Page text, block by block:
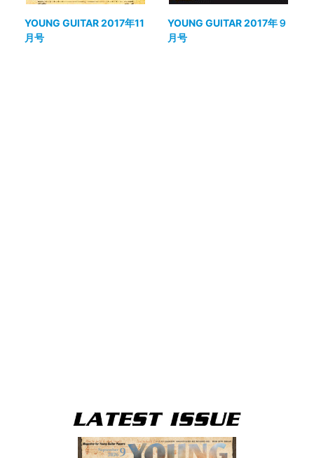
YOUNG GUITAR 2017年11
月号
YOUNG GUITAR 2017年９
月号